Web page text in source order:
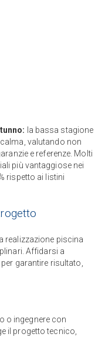
la bassa stagione
valutando non
e referenze. Molti
più vantaggiose nei
rispetto ai listini
realizzazione piscina
Affidarsi a
garantire risultato,
o ingegnere con
il progetto tecnico,